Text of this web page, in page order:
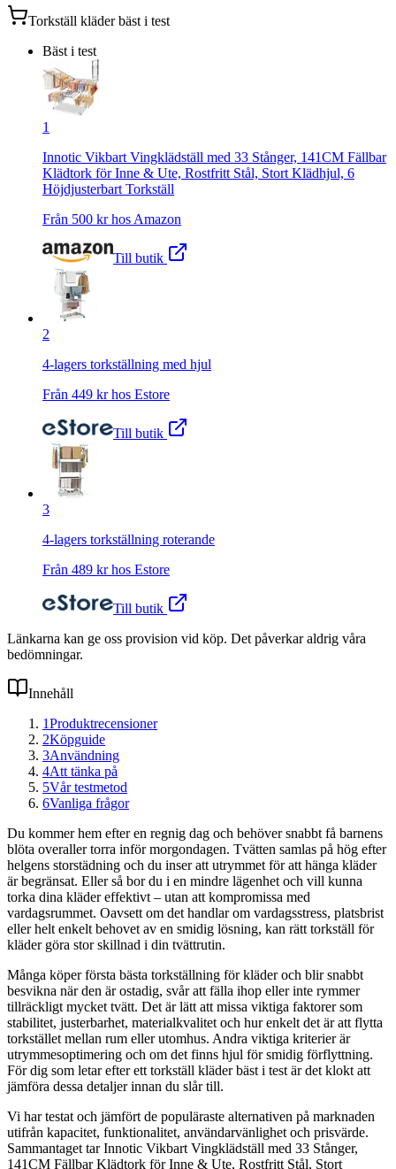
Torkställ kläderbäst i test
Bäst i test
1
Innotic Vikbart Vingklädställ med 33 Stånger, 141CM Fällbar
Klädtork för Inne & Ute, Rostfritt Stål, Stort Klädhjul, 6
Höjdjusterbart Torkställ
Från 500 kr hos Amazon
Till butik
2
4-lagers torkställning med hjul
Från 449 kr hos Estore
Till butik
3
4-lagers torkställning roterande
Från 489 kr hos Estore
Till butik
Länkarna kan ge oss provision vid köp. Det påverkar aldrig våra
bedömningar.
Innehåll
1Produktrecensioner
2Köpguide
3Användning
4Att tänka på
5Vår testmetod
6Vanliga frågor
Du kommer hem efter en regnig dag och behöver snabbt få barnens
blöta overaller torra inför morgondagen. Tvätten samlas på hög efter
helgens storstädning och du inser att utrymmet för att hänga kläder
är begränsat. Eller så bor du i en mindre lägenhet och vill kunna
torka dina kläder effektivt – utan att kompromissa med
vardagsrummet. Oavsett om det handlar om vardagsstress, platsbrist
eller helt enkelt behovet av en smidig lösning, kan rätt torkställ för
kläder göra stor skillnad i din tvättrutin.
Många köper första bästa torkställning för kläder och blir snabbt
besvikna när den är ostadig, svår att fälla ihop eller inte rymmer
tillräckligt mycket tvätt. Det är lätt att missa viktiga faktorer som
stabilitet, justerbarhet, materialkvalitet och hur enkelt det är att flytta
torkstället mellan rum eller utomhus. Andra viktiga kriterier är
utrymmesoptimering och om det finns hjul för smidig förflyttning.
För dig som letar efter ett torkställ kläder bäst i test är det klokt att
jämföra dessa detaljer innan du slår till.
Vi har testat och jämfört de populäraste alternativen på marknaden
utifrån kapacitet, funktionalitet, användarvänlighet och prisvärde.
Sammantaget tar Innotic Vikbart Vingklädställ med 33 Stånger,
141CM Fällbar Klädtork för Inne & Ute, Rostfritt Stål, Stort